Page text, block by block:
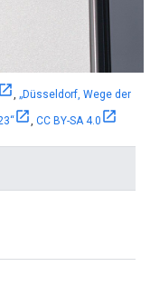
„Düsseldorf, Wege der
CC BY-SA 4.0